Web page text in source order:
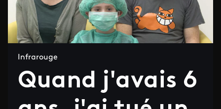
Infrarouge
Quand j'avais 6